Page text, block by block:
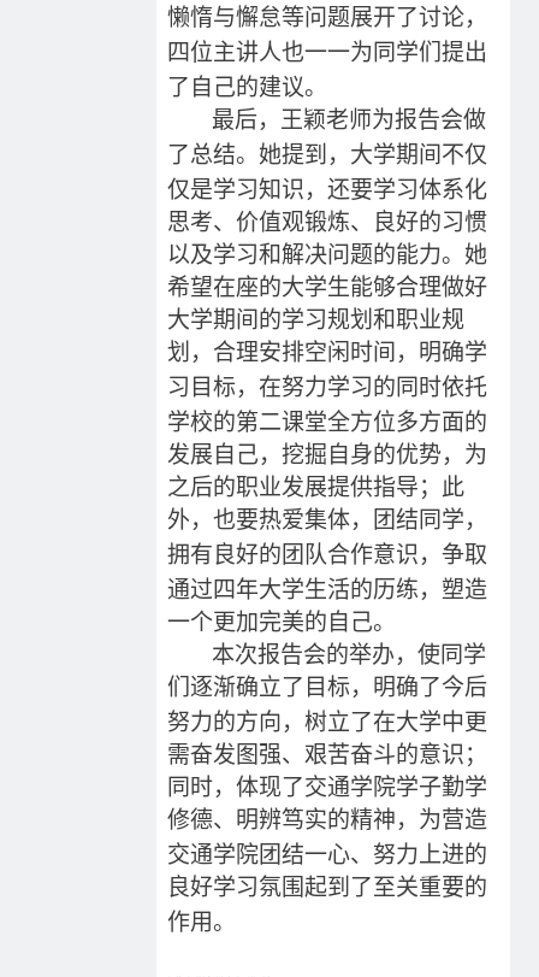
懒惰与懈怠等问题展开了讨论，
四位主讲人也一一为同学们提出
了自己的建议。
最后，王颖老师为报告会做
了总结。她提到 ， 大学期间不仅
仅是学习知识，还要学习体系化
思考、价值观锻炼、良好的习惯
以及学习和解决问题的能力。她
希望在座的大学生能够合理做好
大学期间的学习规划和职业规
划， 合理安排空闲 时间，明确学
习目标， 在努力学习的同时依托
学校的第二课堂全方位多方面的
发展 自己，挖掘自身的优势，为
之后的职业发展提供指导；此
外，也要热爱集体，团结同学，
拥有良好的团队合作意识，争取
通过四年大学生活的历练，塑造
一个更加完美的自己。
本次报告会的举办，使同学
们 逐渐确立了 目标，明确了今后
努力的方向，树立了在大学中更
需奋发图强、艰苦奋斗的意识；
同时，体现了交通学院学子勤学
修德、明辨笃实的精神， 为营造
交通学院团结一心、努力上进的
良好学习氛围 起到了至关重要的
作用。